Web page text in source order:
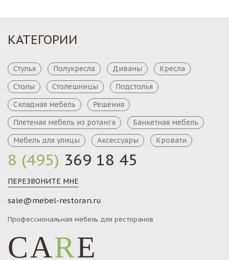
8 (495) 369 18 45
ПЕРЕЗВОНИТЕ МНЕ
sale@mebel-restoran.ru
Профессиональная мебель для ресторанов
CARE
КАТЕГОРИИ
Стулья Полукресла Диваны
Кресла
Столы
Столешницы
Подстолья
Складная мебель
Решения
Плетеная мебель из ротанга
Банкетная мебель
Мебель для улицы
Аксессуары Кровати